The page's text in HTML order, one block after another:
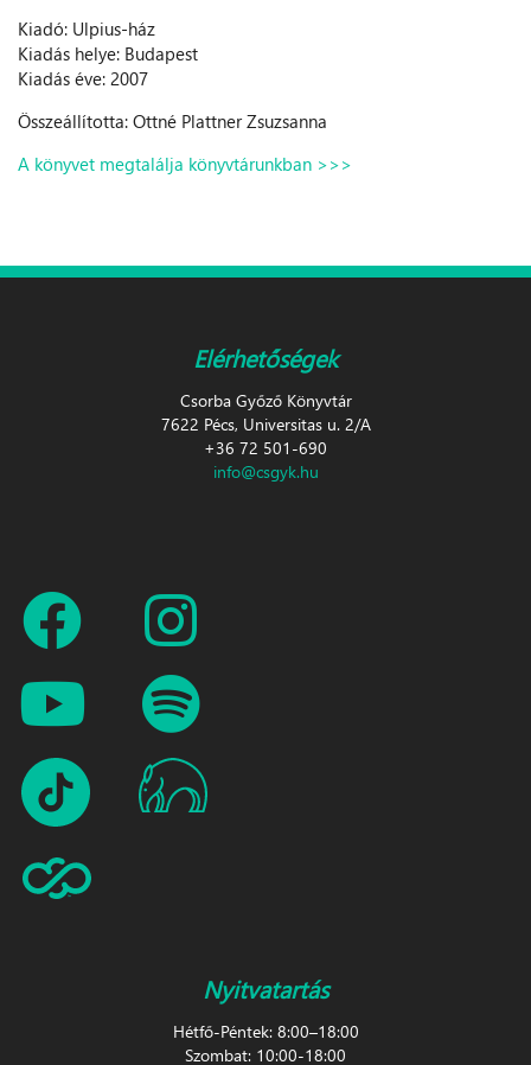
Kiadó: Ulpius-ház
Kiadás helye: Budapest
Kiadás éve: 2007
Összeállította: Ottné Plattner Zsuzsanna
A könyvet megtalálja könyvtárunkban >>>
Elérhetőségek
Csorba Győző Könyvtár
7622 Pécs, Universitas u. 2/A
+36 72 501-690
info@csgyk.hu
Nyitvatartás
Hétfő-Péntek: 8:00–18:00
Szombat: 10:00-18:00